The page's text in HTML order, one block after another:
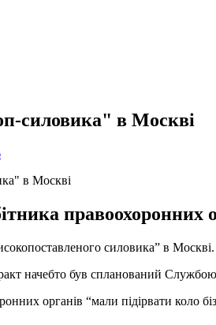
силовика" в Москві
правоохоронних
силовика” в
начебто був спланований
органів “мали підірвати коло